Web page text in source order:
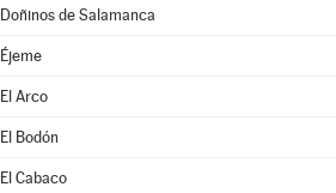
Doñinos de Salamanca
Éjeme
El Arco
El Bodón
El Cabaco